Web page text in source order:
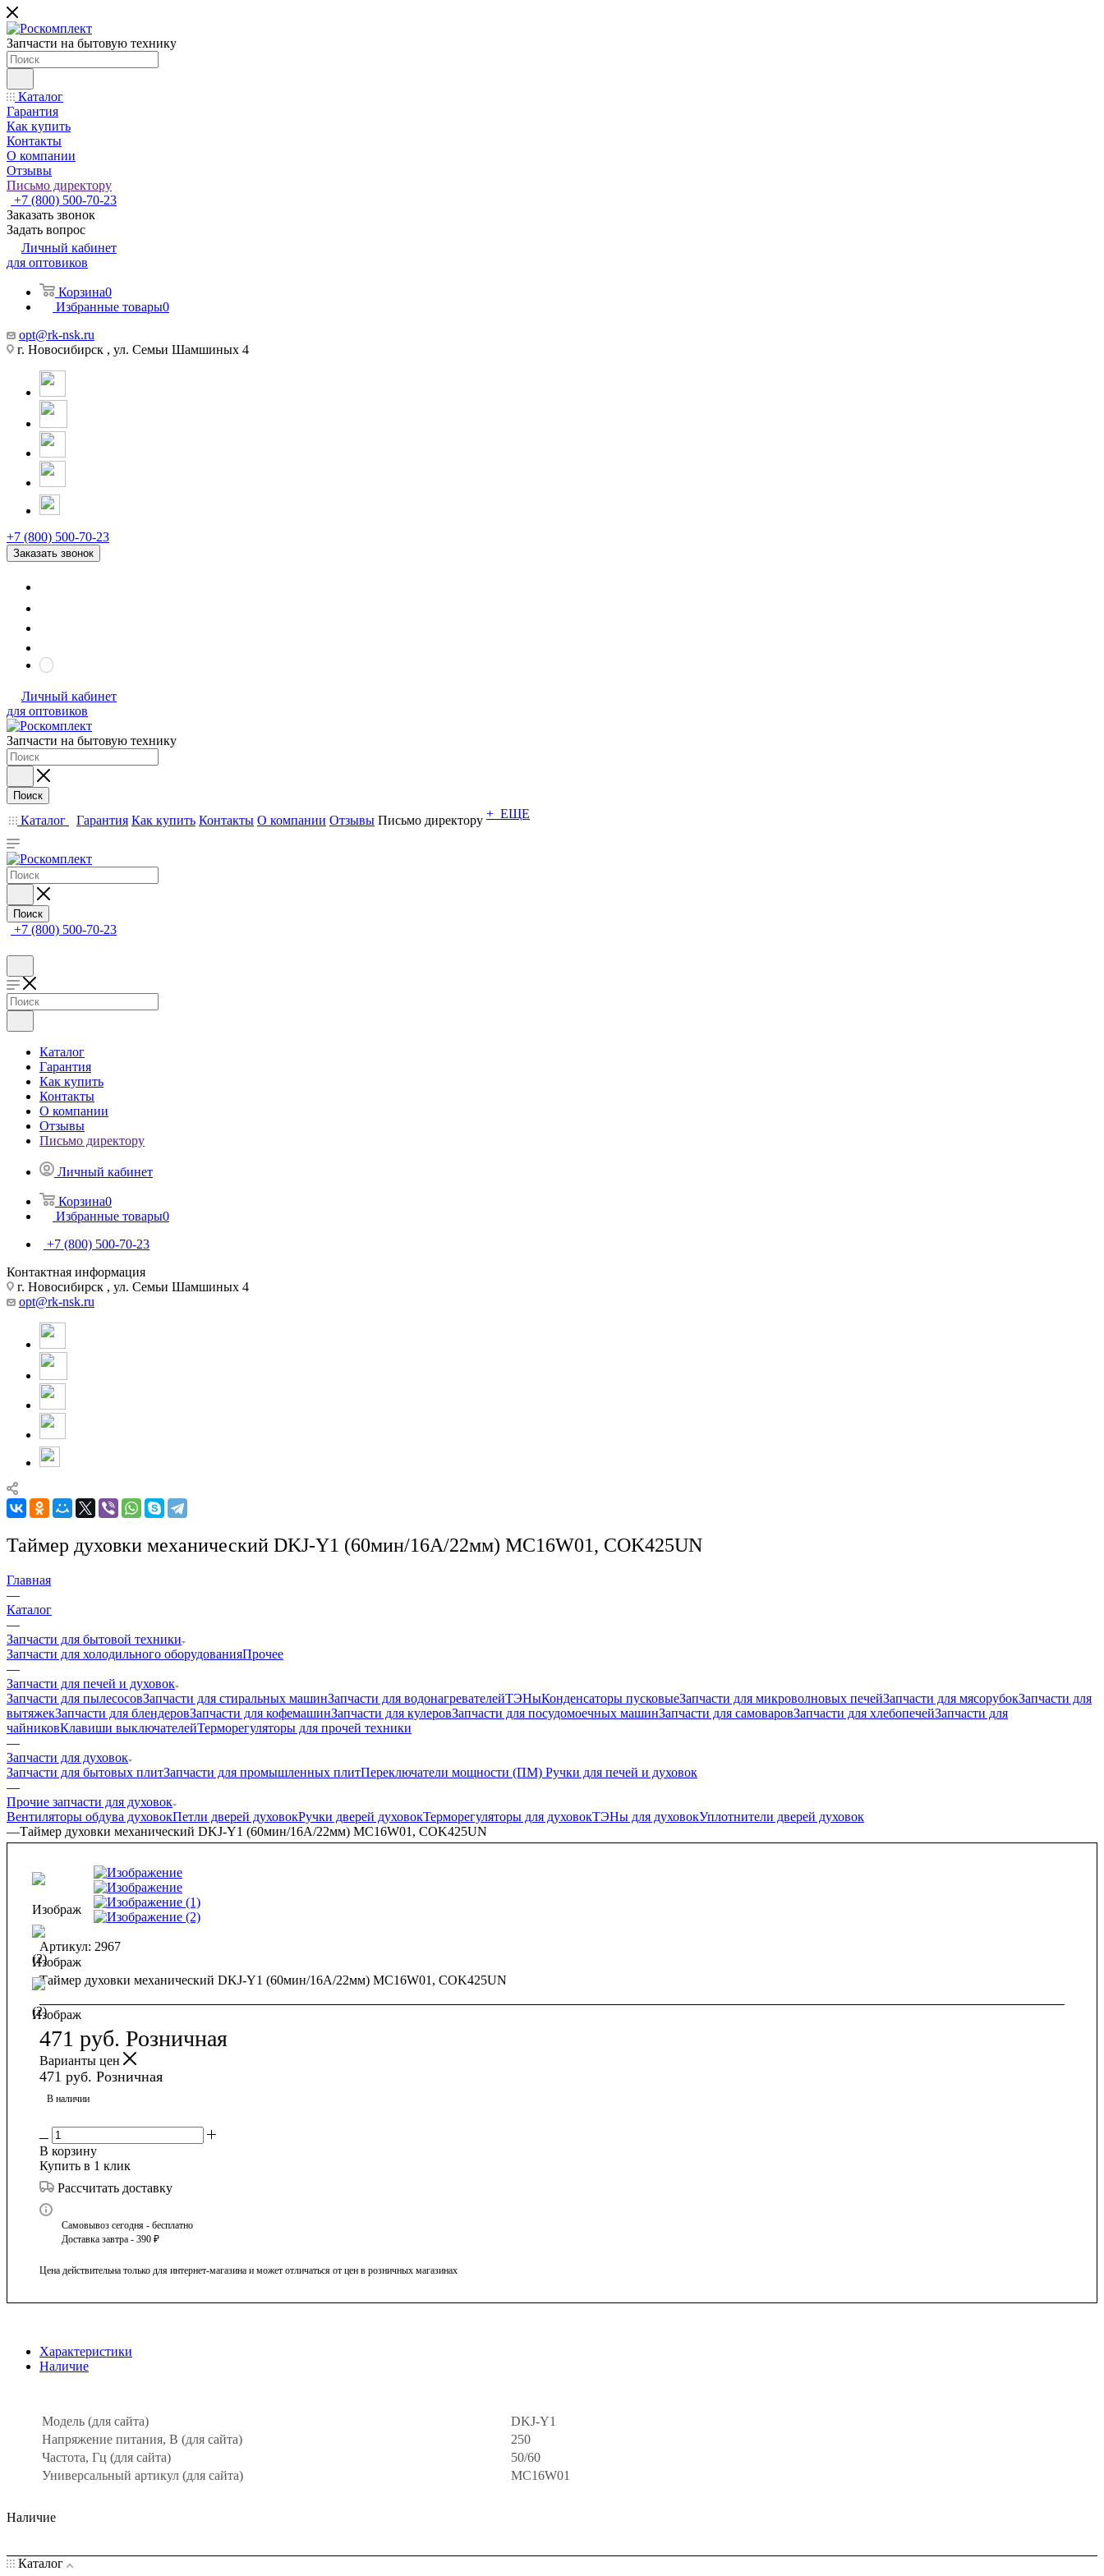
Запчасти на бытовую технику
Каталог
Гарантия
Как купить
Контакты
О компании
Отзывы
Письмо директору
+7 (800) 500-70-23
Заказать звонок
Задать вопрос
Личный кабинет
для оптовиков
Корзина0
Избранные товары0
opt@rk-nsk.ru
г. Новосибирск , ул. Семьи Шамшиных 4
+7 (800) 500-70-23
Заказать звонок
Личный кабинет
для оптовиков
Запчасти на бытовую технику
Поиск
Каталог Гарантия Как купить Контакты О компании Отзывы Письмо директору + ЕЩЕ
Поиск
+7 (800) 500-70-23
Каталог
Гарантия
Как купить
Контакты
О компании
Отзывы
Письмо директору
Личный кабинет
Корзина0
Избранные товары0
+7 (800) 500-70-23
Контактная информация
г. Новосибирск , ул. Семьи Шамшиных 4
opt@rk-nsk.ru
Таймер духовки механический DKJ-Y1 (60мин/16A/22мм) MC16W01, COK425UN
Главная
—
Каталог
—
Запчасти для бытовой техники
Запчасти для холодильного оборудованияПрочее
—
Запчасти для печей и духовок
Запчасти для пылесосовЗапчасти для стиральных машинЗапчасти для водонагревателейТЭНыКонденсаторы пусковыеЗапчасти для микроволновых печейЗапчасти для мясорубокЗапчасти для
вытяжекЗапчасти для блендеровЗапчасти для кофемашинЗапчасти для кулеровЗапчасти для посудомоечных машинЗапчасти для самоваровЗапчасти для хлебопечейЗапчасти для
чайниковКлавиши выключателейТерморегуляторы для прочей техники
—
Запчасти для духовок
Запчасти для бытовых плитЗапчасти для промышленных плитПереключатели мощности (ПМ) Ручки для печей и духовок
—
Прочие запчасти для духовок
Вентиляторы обдува духовокПетли дверей духовокРучки дверей духовокТерморегуляторы для духовокТЭНы для духовокУплотнители дверей духовок
—Таймер духовки механический DKJ-Y1 (60мин/16A/22мм) MC16W01, COK425UN
Артикул: 2967
Таймер духовки механический DKJ-Y1 (60мин/16A/22мм) MC16W01, COK425UN
471 руб. Розничная
Варианты цен
471 руб. Розничная
В наличии
В корзину
Купить в 1 клик
Рассчитать доставку
Самовывоз сегодня - бесплатно
Доставка завтра - 390 ₽
Цена действительна только для интернет-магазина и может отличаться от цен в розничных магазинах
Характеристики
Наличие
Модель (для сайта)
DKJ-Y1
Напряжение питания, В (для сайта)
250
Частота, Гц (для сайта)
50/60
Универсальный артикул (для сайта)
MC16W01
Наличие
Каталог